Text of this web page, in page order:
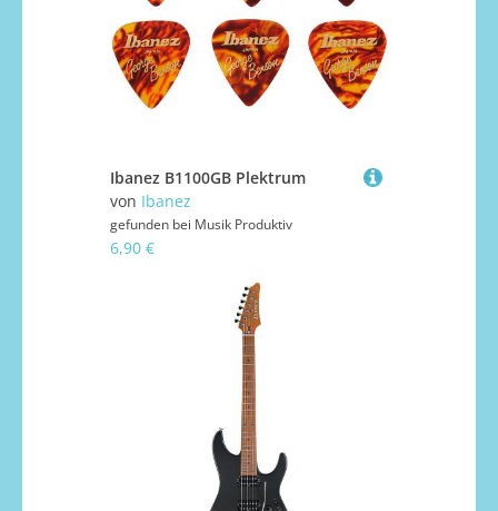
Ibanez B1100GB Plektrum
von Ibanez
gefunden bei Musik Produktiv
6,90 €